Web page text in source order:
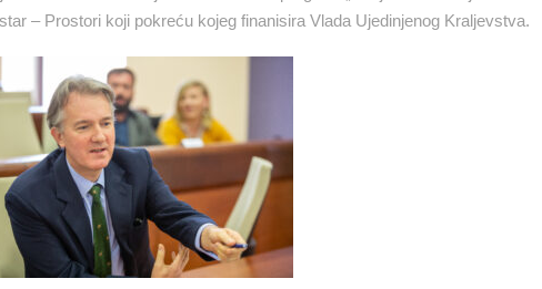
– Prostori koji pokreću kojeg finanisira Vlada Ujedinjenog Kraljevstva.